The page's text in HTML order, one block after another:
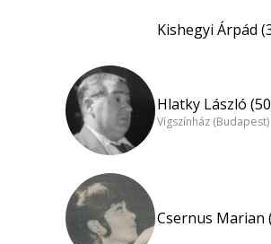
Kishegyi Árpád
Hlatky László
Vígszínház (Budapest)
Csernus Marian